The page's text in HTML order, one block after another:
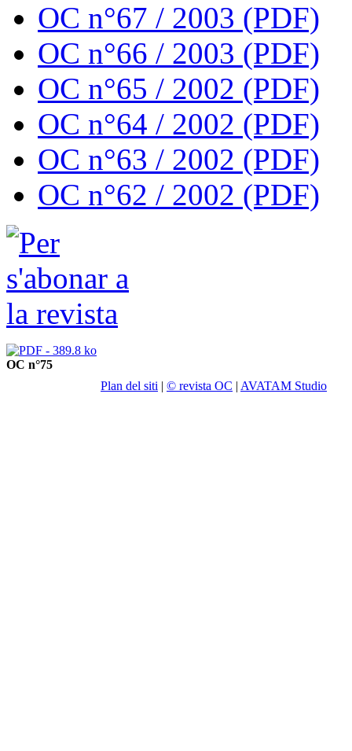
OC n°67 / 2003 (PDF)
OC n°66 / 2003 (PDF)
OC n°65 / 2002 (PDF)
OC n°64 / 2002 (PDF)
OC n°63 / 2002 (PDF)
OC n°62 / 2002 (PDF)
OC n°75
Plan del siti | © revista OC | AVATAM Studio